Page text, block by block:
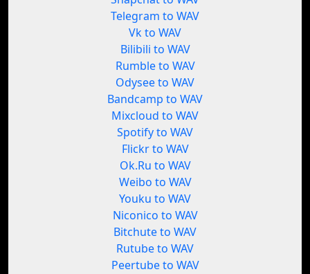
Telegram to WAV
Vk to WAV
Bilibili to WAV
Rumble to WAV
Odysee to WAV
Bandcamp to WAV
Mixcloud to WAV
Spotify to WAV
Flickr to WAV
Ok.Ru to WAV
Weibo to WAV
Youku to WAV
Niconico to WAV
Bitchute to WAV
Rutube to WAV
Peertube to WAV